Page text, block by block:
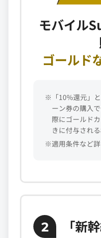
モバイル
ゴールド
※「10%還元」
ーン券の購入
際にゴールド
きに付与され
※適用条件など
2
「新